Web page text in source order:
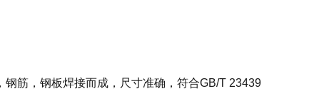
筋，钢板焊接而成，尺寸准确，符合GB/T 23439